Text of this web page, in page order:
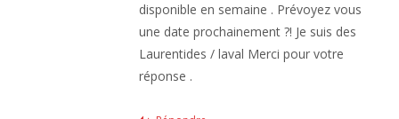
disponible en semaine . Prévoyez vous
une date prochainement ?! Je suis des
Laurentides / laval Merci pour votre
réponse .